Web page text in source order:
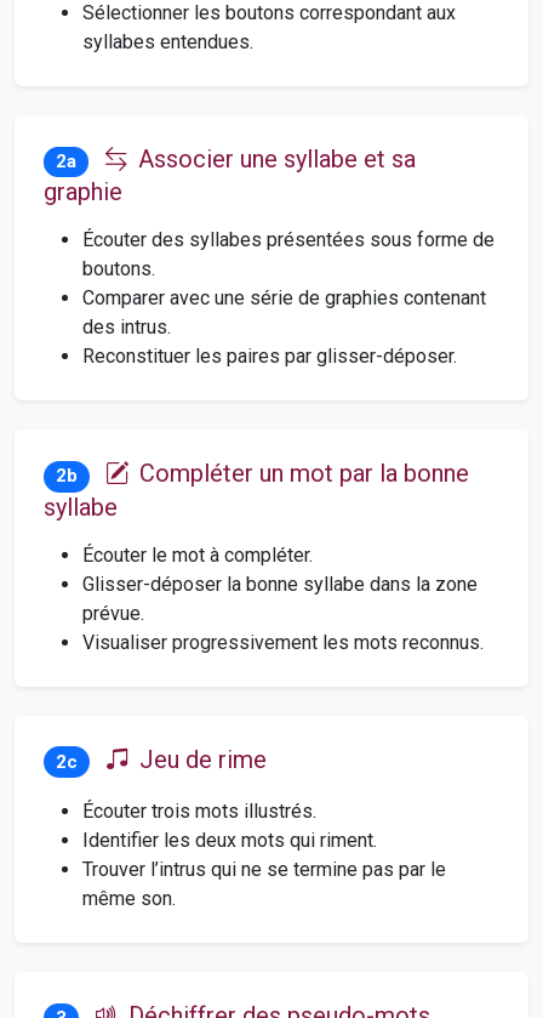
Sélectionner les boutons correspondant aux
syllabes entendues.
2a
Associer une syllabe et sa
graphie
Écouter des syllabes présentées sous forme de
boutons.
Comparer avec une série de graphies contenant
des intrus.
Reconstituer les paires par glisser-déposer.
2b
Compléter un mot par la bonne
syllabe
Écouter le mot à compléter.
Glisser-déposer la bonne syllabe dans la zone
prévue.
Visualiser progressivement les mots reconnus.
2c Jeu de rime
Écouter trois mots illustrés.
Identifier les deux mots qui riment.
Trouver l’intrus qui ne se termine pas par le
même son.